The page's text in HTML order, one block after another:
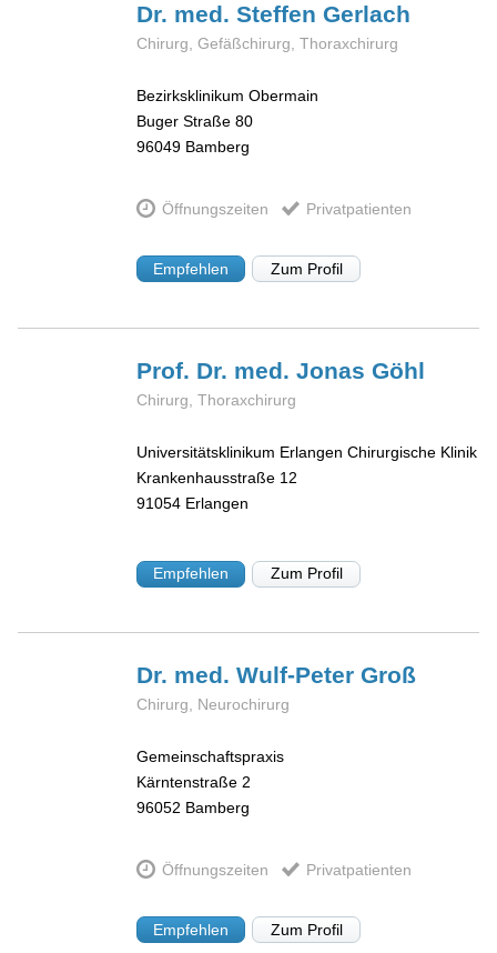
Dr. med. SteffenGerlach
Chirurg, Gefäßchirurg, Thoraxchirurg
Bezirksklinikum Obermain
Buger Straße 80
96049 Bamberg
Öffnungszeiten Privatpatienten
Empfehlen Zum Profil
Prof. Dr. med. JonasGöhl
Chirurg, Thoraxchirurg
Universitätsklinikum Erlangen Chirurgische Klinik
Krankenhausstraße 12
91054 Erlangen
Empfehlen Zum Profil
Dr. med. Wulf-PeterGroß
Chirurg, Neurochirurg
Gemeinschaftspraxis
Kärntenstraße 2
96052 Bamberg
Öffnungszeiten Privatpatienten
Empfehlen Zum Profil